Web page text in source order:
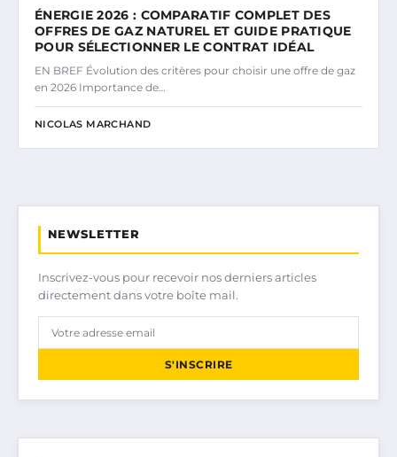
ÉNERGIE 2026 : COMPARATIF COMPLET DES
OFFRES DE GAZ NATUREL ET GUIDE PRATIQUE
POUR SÉLECTIONNER LE CONTRAT IDÉAL
EN BREF Évolution des critères pour choisir une offre de gaz
en 2026 Importance de…
NICOLAS MARCHAND
NEWSLETTER
Inscrivez-vous pour recevoir nos derniers articles
directement dans votre boîte mail.
S'INSCRIRE